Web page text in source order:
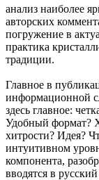
анализ наиболее
авторских
погружение в
практика
традиции.
Главное в
информационной
здесь главное:
Удобный формат?
хитрости? Идея?
интуитивном
компонента,
вводятся в